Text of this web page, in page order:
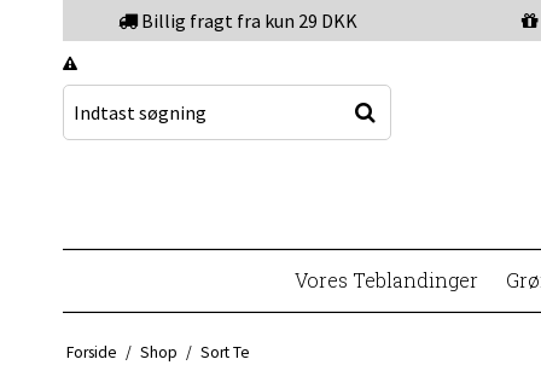
Billig fragt fra kun 29 DKK
Vores Teblandinger
Forside / Shop / Sort Te